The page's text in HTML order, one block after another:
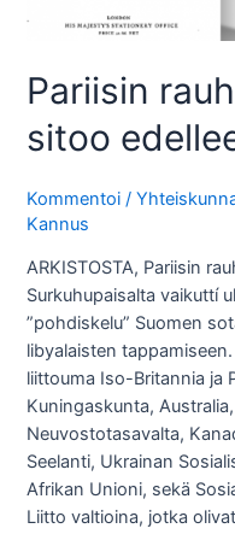
Pariisin
sitoo
Kommentoi /
Kannus
ARKISTOSTA, Pariisin
Surkuhupaisalta vaikuttí
”pohdiskelu” Suomen
libyalaisten
liittouma Iso-Britannia ja
Kuningaskunta,
Neuvostotasavalta,
Seelanti, Ukrainan
Afrikan Unioni, sekä
Liitto valtioina, jotka